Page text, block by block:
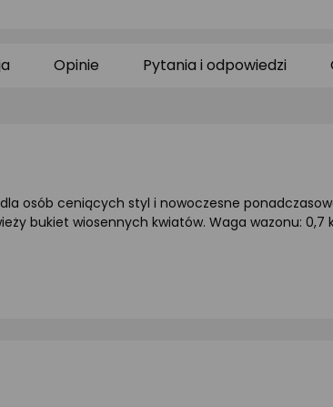
gwiazdki
gwiazdki
Opinie Pytania i odpowiedzi
osób ceniących styl i nowoczesne
bukiet wiosennych kwiatów. Waga wazonu: 0,7